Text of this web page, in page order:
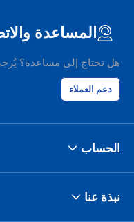
المساعدة
هل تحتاج إلى مساعدة؟ يُرجى
دعم العملاء
الحساب
نبذة عنا